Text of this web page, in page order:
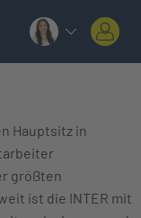
Hauptsitz in
größten
ist die INTER mit